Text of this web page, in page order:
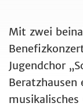
Mit zwei
Jugendchor
Beratzhausen